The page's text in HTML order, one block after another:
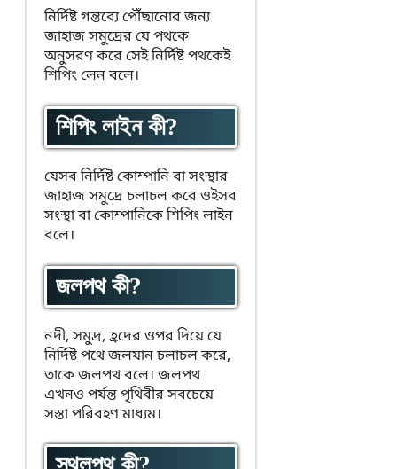
নির্দিষ্ট গন্তব্যে পৌঁছানোর জন্য
জাহাজ সমুদ্রের যে পথকে
অনুসরণ করে সেই নির্দিষ্ট পথকেই
শিপিং লেন বলে।
শিপিং লাইন কী?
যেসব নির্দিষ্ট কোম্পানি বা সংস্থার
জাহাজ সমুদ্রে চলাচল করে ওইসব
সংস্থা বা কোম্পানিকে শিপিং লাইন
বলে।
জলপথ কী?
নদী, সমুদ্র, হ্রদের ওপর দিয়ে যে
নির্দিষ্ট পথে জলযান চলাচল করে,
তাকে জলপথ বলে। জলপথ
এখনও পর্যন্ত পৃথিবীর সবচেয়ে
সস্তা পরিবহণ মাধ্যম।